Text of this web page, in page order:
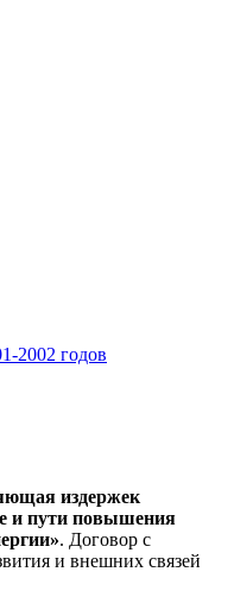
2002 годов
издержек
и пути повышения
. Договор с
и внешних связей